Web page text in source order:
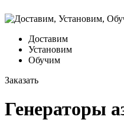
Доставим
Установим
Обучим
Заказать
Генераторы